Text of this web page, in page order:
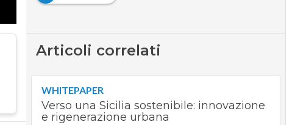
Articoli correlati
WHITEPAPER
Verso una Sicilia sostenibile: innovazione
e rigenerazione urbana